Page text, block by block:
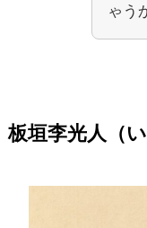
ゃう
板垣李光人 （